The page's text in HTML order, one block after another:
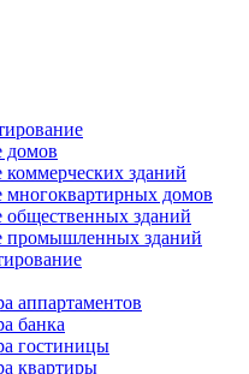
домов
зданий
многоквартирных домов
общественных зданий
промышленных зданий
аппартаментов
банка
гостиницы
квартиры